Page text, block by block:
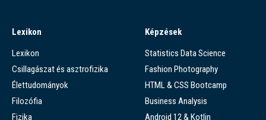
Lexikon
Lexikon
Csillagászat és asztrofizika
Élettudományok
Filozófia
Fizika
Képzések
Statistics Data Science
Fashion Photography
HTML & CSS Bootcamp
Business Analysis
Android 12 & Kotlin